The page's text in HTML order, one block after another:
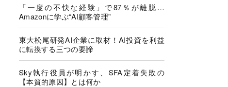
「一度の不快な経験」で87％が離脱…
Amazonに学ぶ“AI顧客管理”
東大松尾研発AI企業に取材！AI投資を利益
に転換する三つの要諦
Sky執行役員が明かす、SFA定着失敗の
【本質的原因】とは何か